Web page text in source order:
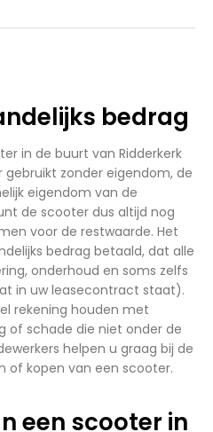
bedrag
in de buurt van Ridderkerk
zonder eigendom, de
eigendom van de
de scooter dus altijd nog
voor de restwaarde. Het
bedrag betaald, dat alle
onderhoud en soms zelfs
in uw leasecontract staat).
rekening houden met
of schade die niet onder de
helpen u graag bij de
of kopen van een scooter.
een scooter in